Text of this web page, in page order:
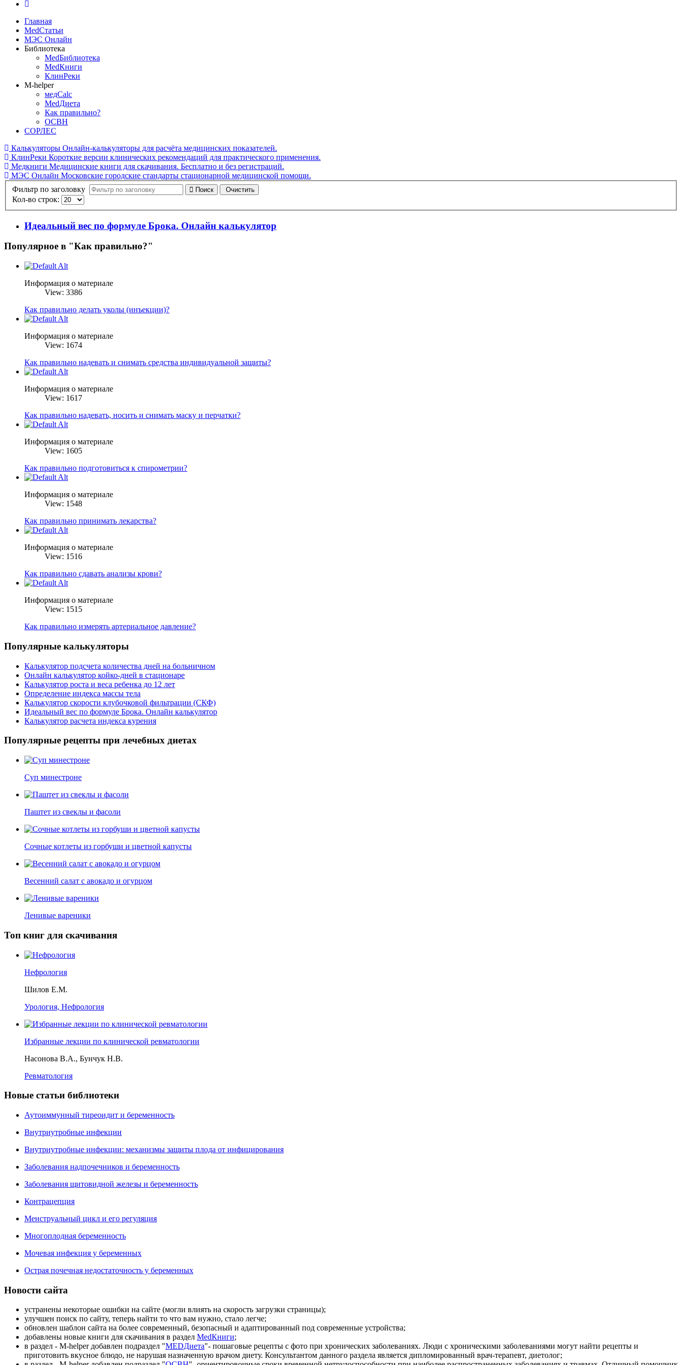
Главная
MedСтатьи
МЭС Онлайн
Библиотека
MedБиблиотека
MedКниги
КлинРеки
M-helper
медCalc
MedДиета
Как правильно?
ОСВН
СОРЛЕС
Калькуляторы Онлайн-калькуляторы для расчёта медицинских показателей.
КлинРеки Короткие версии клинических рекомендаций для практического применения.
Медкниги Медицинские книги для скачивания. Бесплатно и без регистраций.
МЭС Онлайн Московские городские стандарты стационарной медицинской помощи.
Фильтр по заголовку
Поиск Очистить
Кол-во строк:
Идеальный вес по формуле Брока. Онлайн калькулятор
Популярное в "Как правильно?"
Информация о материале
View: 3386
Как правильно делать уколы (инъекции)?
Информация о материале
View: 1674
Как правильно надевать и снимать средства индивидуальной защиты?
Информация о материале
View: 1617
Как правильно надевать, носить и снимать маску и перчатки?
Информация о материале
View: 1605
Как правильно подготовиться к спирометрии?
Информация о материале
View: 1548
Как правильно принимать лекарства?
Информация о материале
View: 1516
Как правильно сдавать анализы крови?
Информация о материале
View: 1515
Как правильно измерять артериальное давление?
Популярные калькуляторы
Калькулятор подсчета количества дней на больничном
Онлайн калькулятор койко-дней в стационаре
Калькулятор роста и веса ребенка до 12 лет
Определение индекса массы тела
Калькулятор скорости клубочковой фильтрации (СКФ)
Идеальный вес по формуле Брока. Онлайн калькулятор
Калькулятор расчета индекса курения
Популярные рецепты при лечебных диетах
Суп минестроне
Паштет из свеклы и фасоли
Сочные котлеты из горбуши и цветной капусты
Весенний салат с авокадо и огурцом
Ленивые вареники
Топ книг для скачивания
Нефрология
Шилов Е.М.
Урология, Нефрология
Избранные лекции по клинической ревматологии
Насонова В.А., Бунчук Н.В.
Ревматология
Новые статьи библиотеки
Аутоиммунный тиреоидит и беременность
Внутриутробные инфекции
Внутриутробные инфекции: механизмы защиты плода от инфицирования
Заболевания надпочечников и беременность
Заболевания щитовидной железы и беременность
Контрацепция
Менструальный цикл и его регуляция
Многоплодная беременность
Мочевая инфекция у беременных
Острая почечная недостаточность у беременных
Новости сайта
устранены некоторые ошибки на сайте (могли влиять на скорость загрузки страницы);
улучшен поиск по сайту, теперь найти то что вам нужно, стало легче;
обновлен шаблон сайта на более современный, безопасный и адаптированный под современные устройства;
добавлены новые книги для скачивания в раздел MedКниги;
в раздел - M-helper добавлен подраздел "MEDДиета"- пошаговые рецепты с фото при хронических заболеваниях. Люди с хроническими заболеваниями могут найти рецепты и
приготовить вкусное блюдо, не нарушая назначенную врачом диету. Консультантом данного раздела является дипломированный врач-терапевт, диетолог;